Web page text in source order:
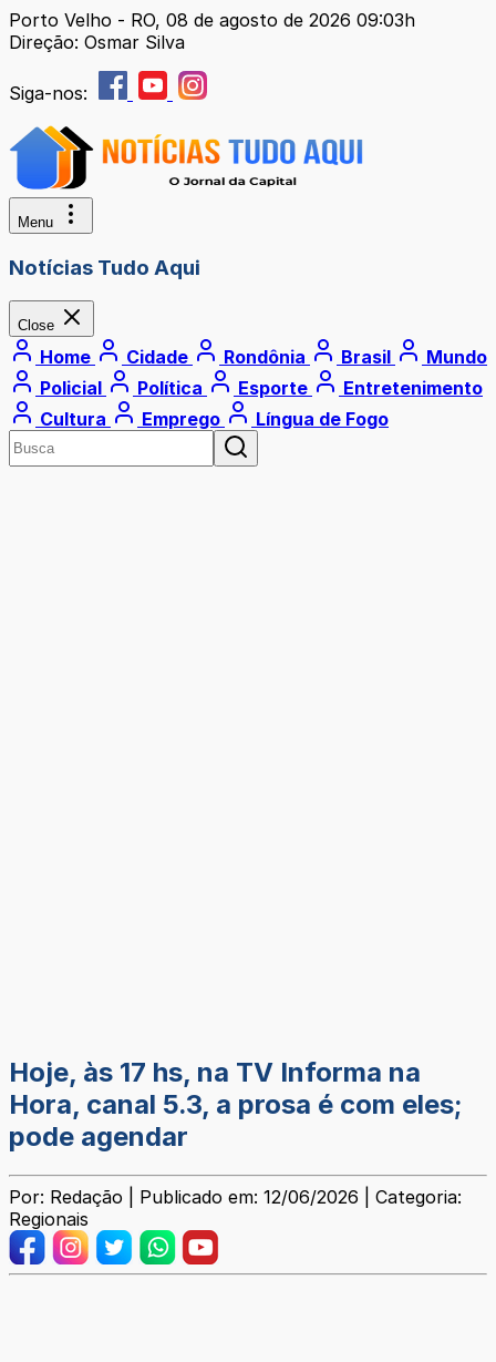
Porto Velho - RO, 08 de agosto de 2026 09:03h
Direção: Osmar Silva
Siga-nos:
Menu
Notícias Tudo Aqui
Close
Home Cidade Rondônia Brasil
Mundo
Policial
Política Esporte
Entretenimento
Cultura
Emprego Língua de Fogo
Hoje, às 17 hs, na TV Informa na
Hora, canal 5.3, a prosa é com eles;
pode agendar
Por: Redação | Publicado em: 12/06/2026 | Categoria:
Regionais